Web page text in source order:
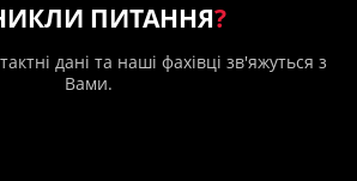
ПИТАННЯ?
дані та наші фахівці зв'яжуться з
Вами.